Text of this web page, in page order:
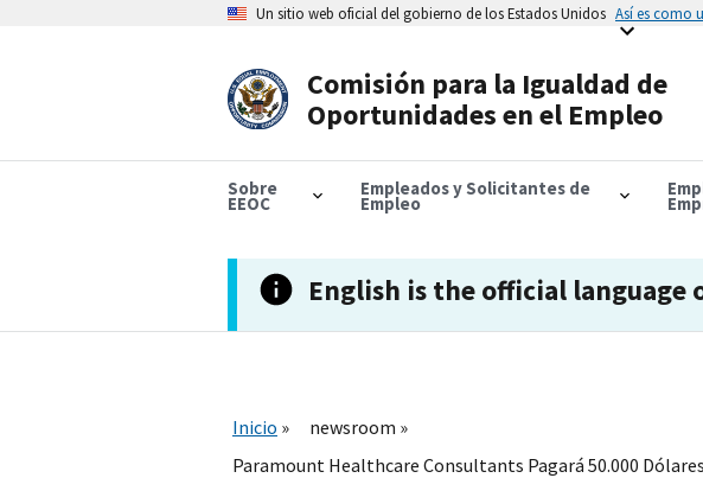
Un sitio web oficial del gobierno de los Estados Unidos Así es como
Comisión para la Igualdad de
Oportunidades en el Empleo
Sobre
EEOC
Empleados y Solicitantes de
Empleo
English is the official language
Inicio
newsroom
Paramount Healthcare Consultants Pagará 50.000